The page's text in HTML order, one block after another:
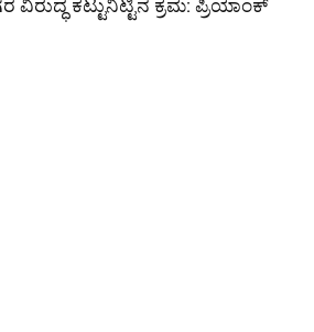
ವಿರುದ್ಧ ಕಟ್ಟುನಿಟ್ಟಿನ ಕ್ರಮ: ಪ್ರಿಯಾಂಕ್